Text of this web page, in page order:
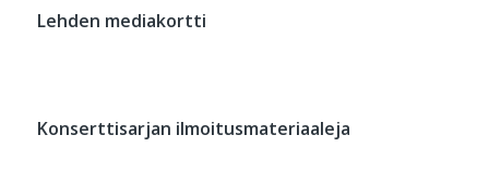
Lehden mediakortti
Konserttisarjan ilmoitusmateriaaleja